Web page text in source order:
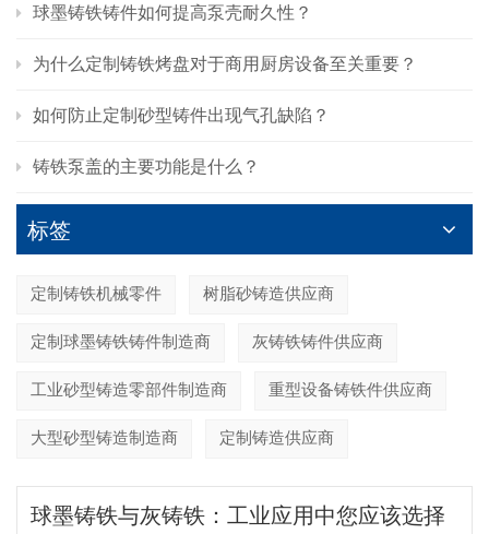
球墨铸铁铸件如何提高泵壳耐久性？
为什么定制铸铁烤盘对于商用厨房设备至关重要？
如何防止定制砂型铸件出现气孔缺陷？
铸铁泵盖的主要功能是什么？
标签
定制铸铁机械零件 树脂砂铸造供应商
定制球墨铸铁铸件制造商 灰铸铁铸件供应商
工业砂型铸造零部件制造商 重型设备铸铁件供应商
大型砂型铸造制造商 定制铸造供应商
球墨铸铁与灰铸铁：工业应用中您应该选择